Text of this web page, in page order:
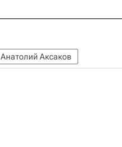
Анатолий Аксаков